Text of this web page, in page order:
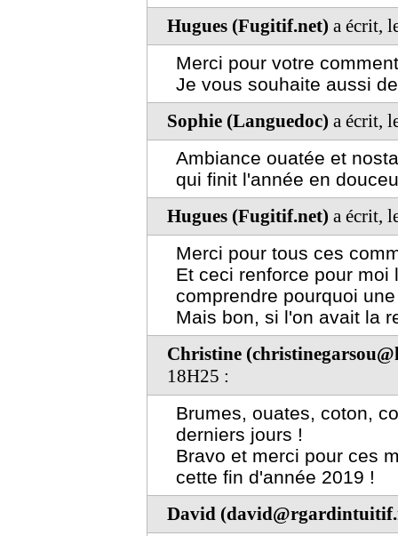
Hugues (Fugitif.net) a écrit,
Merci pour votre
Je vous souhaite aussi
Sophie (Languedoc) a écrit,
Ambiance ouatée et
qui finit l'année en
Hugues (Fugitif.net) a écrit,
Merci pour tous ces
Et ceci renforce pour
comprendre pourquoi
Mais bon, si l'on avait la
Christine
18H25 :
Brumes, ouates, coton,
derniers jours !
Bravo et merci pour ces
cette fin d'année 2019 !
David